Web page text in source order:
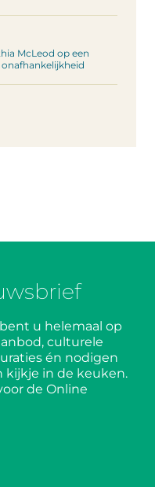
McLeod op een
u helemaal op
culturele
én nodigen
kijkje in de keuken.
de Online